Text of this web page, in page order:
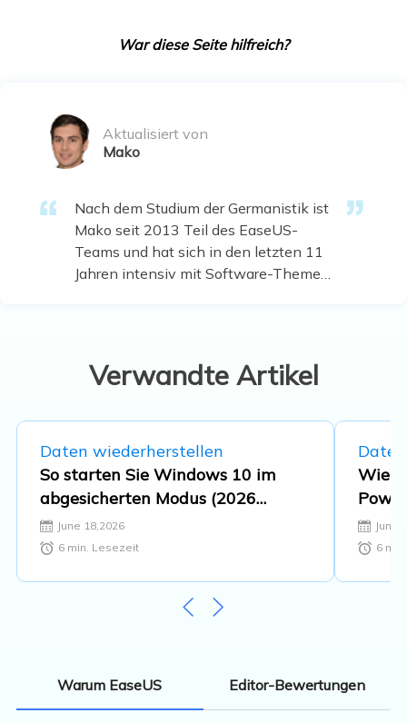
War diese Seite hilfreich?
Aktualisiert von
Mako
Nach dem Studium der Germanistik ist
Mako seit 2013 Teil des EaseUS-
Teams und hat sich in den letzten 11
Jahren intensiv mit Software-Themen
Multimedia-Software. …
Verwandte Artikel
Daten wiederherstellen
So starten Sie Windows 10 im
abgesicherten Modus (2026
Anleitung)
June 18,2026
6min. Lesezeit
Wie
June
6
Warum EaseUS Editor-Bewertungen